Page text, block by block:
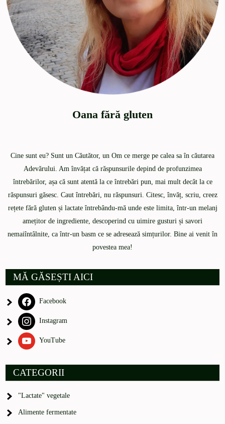
Oana fără gluten
Cine sunt eu? Sunt un Căutător, un Om ce merge pe calea sa în căutarea
Adevărului. Am învățat că răspunsurile depind de profunzimea
întrebărilor, așa că sunt atentă la ce întrebări pun, mai mult decât la ce
răspunsuri găsesc. Caut întrebări, nu răspunsuri. Citesc, învăț, scriu, creez
rețete fără gluten și lactate întrebându-mă unde este limita, într-un melanj
amețitor de ingrediente, descoperind cu uimire gusturi și savori
nemaiîntâlnite, ca într-un basm ce se adresează simțurilor. Bine ai venit în
povestea mea!
MĂ GĂSEȘTI AICI
Facebook
Instagram
YouTube
CATEGORII
"Lactate" vegetale
Alimente fermentate